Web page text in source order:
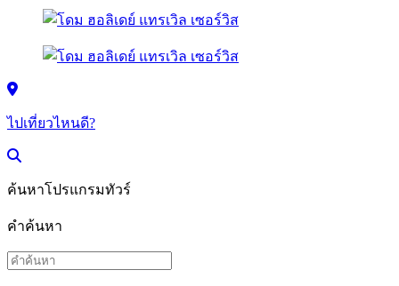
ไปเที่ยวไหนดี?
ค้นหาโปรแกรมทัวร์
คำค้นหา